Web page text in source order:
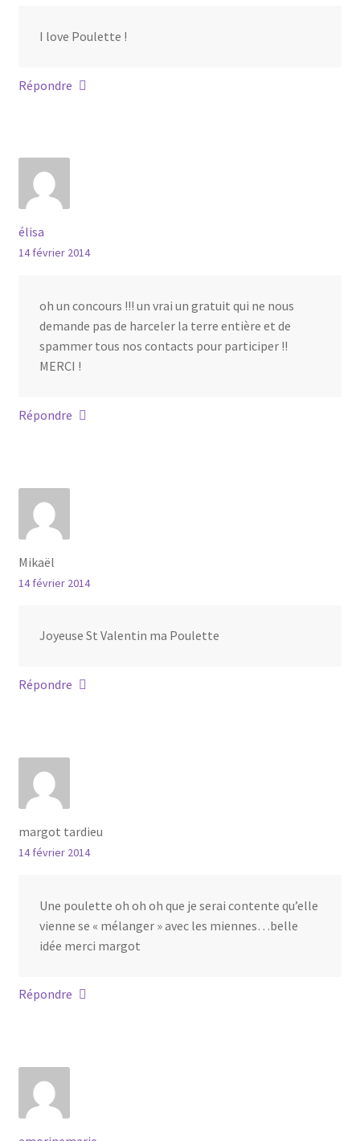
I love Poulette !
Répondre
élisa
14 février 2014
oh un concours !!! un vrai un gratuit qui ne nous
demande pas de harceler la terre entière et de
spammer tous nos contacts pour participer !!
MERCI !
Répondre
Mikaël
14 février 2014
Joyeuse St Valentin ma Poulette
Répondre
margot tardieu
14 février 2014
Une poulette oh oh oh que je serai contente qu’elle
vienne se « mélanger » avec les miennes…belle
idée merci margot
Répondre